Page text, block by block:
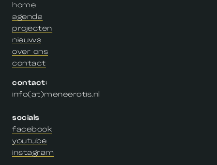
home
agenda
projecten
nieuws
over ons
contact
contact:
info(at)meneerotis.nl
socials
facebook
youtube
instagram